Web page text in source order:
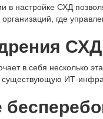
в настройке СХД
где
СХД
в себя несколько
ИТ-